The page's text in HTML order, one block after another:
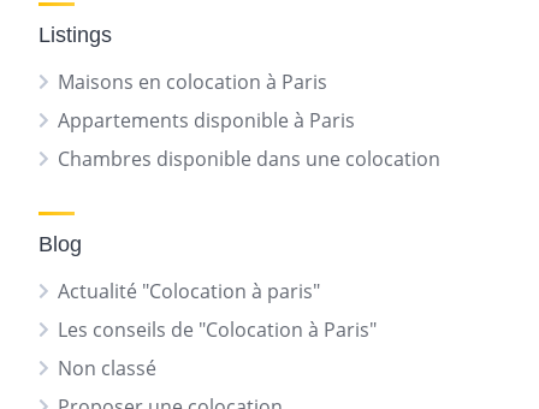
Listings
Maisons en colocation à Paris
Appartements disponible à Paris
Chambres disponible dans une colocation
Blog
Actualité "Colocation à paris"
Les conseils de "Colocation à Paris"
Non classé